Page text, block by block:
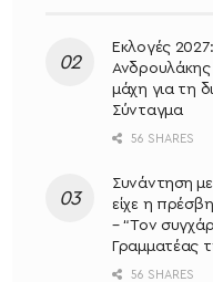
Εκλογές
μάχη για τη
Σύνταγμα
56 SHARES
Συνάντηση
είχε η
– “Τον
Γραμματέας
56 SHARES